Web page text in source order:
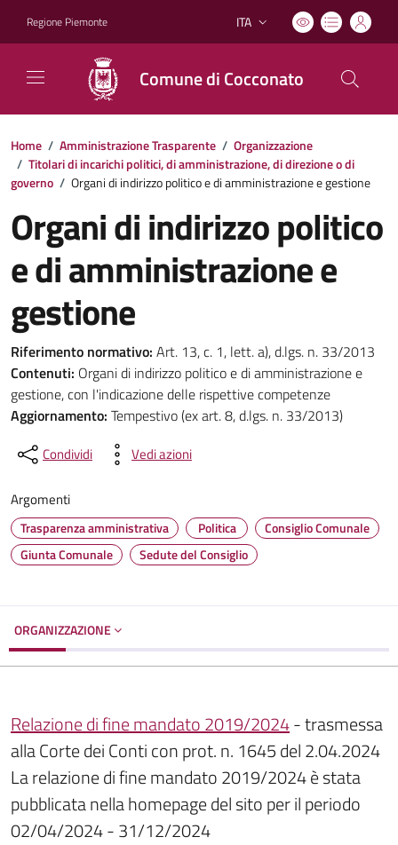
Regione Piemonte Lingua attiva:
ITA
Comune di Cocconato
Home / Amministrazione Trasparente / Organizzazione
/ Titolari di incarichi politici, di amministrazione, di direzione o di
governo / Organi di indirizzo politico e di amministrazione e gestione
Organi di indirizzo politico
e di amministrazione e
gestione
Riferimento normativo: Art. 13, c. 1, lett. a), d.lgs. n. 33/2013
Contenuti: Organi di indirizzo politico e di amministrazione e
gestione, con l'indicazione delle rispettive competenze
Aggiornamento: Tempestivo (ex art. 8, d.lgs. n. 33/2013)
Condividi Vedi azioni
Argomenti
Trasparenza amministrativa Politica
Consiglio Comunale
Giunta Comunale
Sedute del Consiglio
ORGANIZZAZIONE
Relazione di fine mandato 2019/2024- trasmessa
alla Corte dei Conti con prot. n. 1645 del 2.04.2024
La relazione di fine mandato 2019/2024 è stata
pubblicata nella homepage del sito per il periodo
02/04/2024 - 31/12/2024